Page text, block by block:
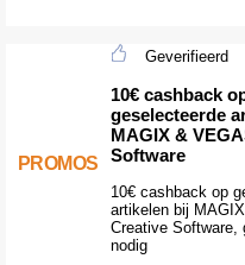
PROMOS
Geverifieerd
10€ cashback
geselecteerde
MAGIX &
Software
10€ cashback op
artikelen bij
Creative Software,
nodig